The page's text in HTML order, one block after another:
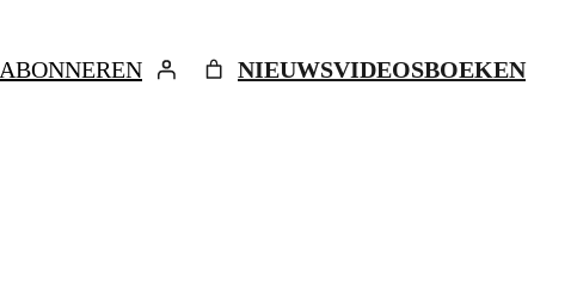
ABONNEREN NIEUWSVIDEOSBOEKEN